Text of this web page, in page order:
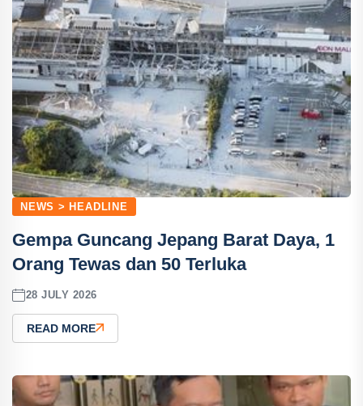
NEWS > HEADLINE
Gempa Guncang Jepang Barat Daya, 1
Orang Tewas dan 50 Terluka
28 JULY 2026
READ MORE